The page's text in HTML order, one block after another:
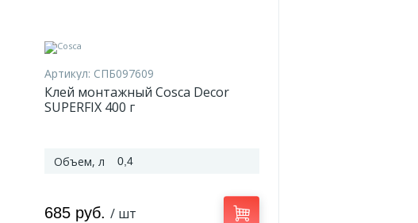
Артикул: СПБ097609
Клей монтажный Cosca Decor
SUPERFIX 400 г
Объем, л 0,4
685 руб. / шт